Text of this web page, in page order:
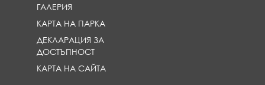
ГАЛЕРИЯ
КАРТА НА ПАРКА
ДЕКЛАРАЦИЯ ЗА
ДОСТЪПНОСТ
КАРТА НА САЙТА